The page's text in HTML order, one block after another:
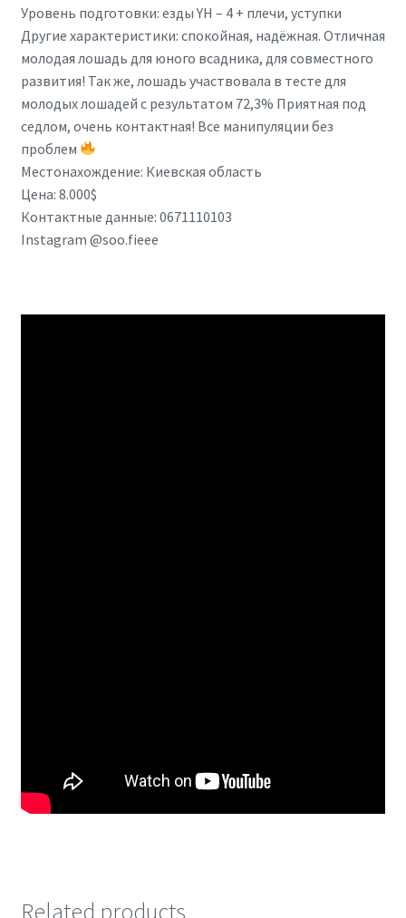
Уровень подготовки: езды YH – 4 + плечи, уступки
Другие характеристики: спокойная, надёжная. Отличная
молодая лошадь для юного всадника, для совместного
развития! Так же, лошадь участвовала в тесте для
молодых лошадей с результатом 72,3% Приятная под
седлом, очень контактная! Все манипуляции без
проблем
Местонахождение: Киевская область
Цена: 8.000$
Контактные данные: 0671110103
Instagram @soo.fieee
Related products